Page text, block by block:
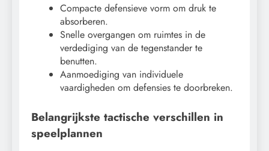
Compacte defensieve vorm om druk te
absorberen.
Snelle overgangen om ruimtes in de
verdediging van de tegenstander te
benutten.
Aanmoediging van individuele
vaardigheden om defensies te doorbreken.
Belangrijkste tactische verschillen in
speelplannen